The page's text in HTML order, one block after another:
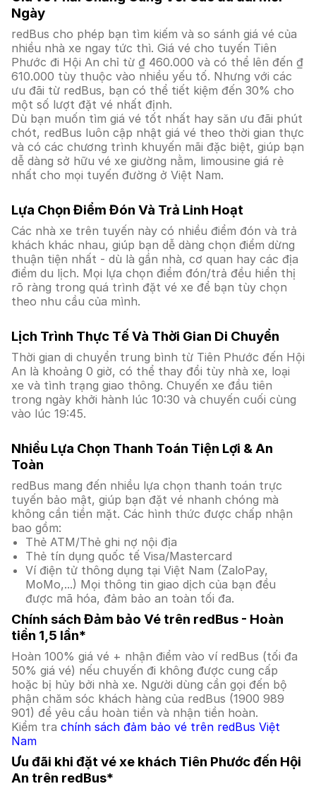
Ngày
redBus cho phép bạn tìm kiếm và so sánh giá vé của
nhiều nhà xe ngay tức thì. Giá vé cho tuyến Tiên
Phước đi Hội An chỉ từ ₫ 460.000 và có thể lên đến ₫
610.000 tùy thuộc vào nhiều yếu tố. Nhưng với các
ưu đãi từ redBus, bạn có thể tiết kiệm đến 30% cho
một số lượt đặt vé nhất định.
Dù bạn muốn tìm giá vé tốt nhất hay săn ưu đãi phút
chót, redBus luôn cập nhật giá vé theo thời gian thực
và có các chương trình khuyến mãi đặc biệt, giúp bạn
dễ dàng sở hữu vé xe giường nằm, limousine giá rẻ
nhất cho mọi tuyến đường ở Việt Nam.
Lựa Chọn Điểm Đón Và Trả Linh Hoạt
Các nhà xe trên tuyến này có nhiều điểm đón và trả
khách khác nhau, giúp bạn dễ dàng chọn điểm dừng
thuận tiện nhất - dù là gần nhà, cơ quan hay các địa
điểm du lịch. Mọi lựa chọn điểm đón/trả đều hiển thị
rõ ràng trong quá trình đặt vé xe để bạn tùy chọn
theo nhu cầu của mình.
Lịch Trình Thực Tế Và Thời Gian Di Chuyển
Thời gian di chuyển trung bình từ Tiên Phước đến Hội
An là khoảng 0 giờ, có thể thay đổi tùy nhà xe, loại
xe và tình trạng giao thông. Chuyến xe đầu tiên
trong ngày khởi hành lúc 10:30 và chuyến cuối cùng
vào lúc 19:45.
Nhiều Lựa Chọn Thanh Toán Tiện Lợi & An
Toàn
redBus mang đến nhiều lựa chọn thanh toán trực
tuyến bảo mật, giúp bạn đặt vé nhanh chóng mà
không cần tiền mặt. Các hình thức được chấp nhận
bao gồm:
Thẻ ATM/Thẻ ghi nợ nội địa
Thẻ tín dụng quốc tế Visa/Mastercard
Ví điện tử thông dụng tại Việt Nam (ZaloPay,
MoMo,...) Mọi thông tin giao dịch của bạn đều
được mã hóa, đảm bảo an toàn tối đa.
Chính sách Đảm bảo Vé trên redBus - Hoàn
tiền 1,5 lần*
Hoàn 100% giá vé + nhận điểm vào ví redBus (tối đa
50% giá vé) nếu chuyến đi không được cung cấp
hoặc bị hủy bởi nhà xe. Người dùng cần gọi đến bộ
phận chăm sóc khách hàng của redBus (1900 989
901) để yêu cầu hoàn tiền và nhận tiền hoàn.
Kiểm tra chính sách đảm bảo vé trên redBus Việt
Nam
Ưu đãi khi đặt vé xe khách Tiên Phước đến Hội
An trên redBus*